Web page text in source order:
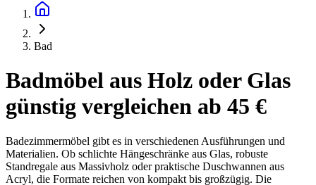
Bad
Badmöbel aus Holz oder Glas
günstig vergleichen ab 45 €
Badezimmermöbel gibt es in verschiedenen Ausführungen und
Materialien. Ob schlichte Hängeschränke aus Glas, robuste
Standregale aus Massivholz oder praktische Duschwannen aus
Acryl, die Formate reichen von kompakt bis großzügig. Die